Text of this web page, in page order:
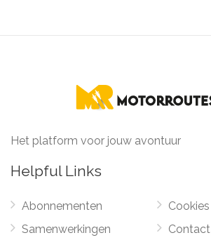
Het platform voor jouw avontuur
Helpful Links
Abonnementen
Samenwerkingen
Cookies
Contact